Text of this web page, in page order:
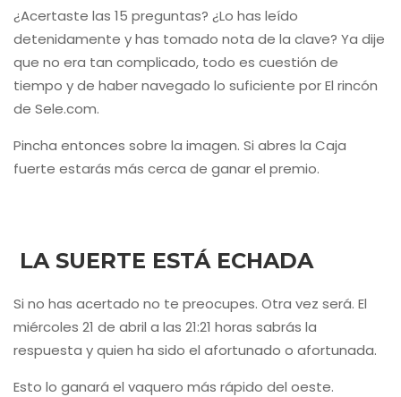
¿Acertaste las 15 preguntas? ¿Lo has leído
detenidamente y has tomado nota de la clave? Ya dije
que no era tan complicado, todo es cuestión de
tiempo y de haber navegado lo suficiente por El rincón
de Sele.com.
Pincha entonces sobre la imagen. Si abres la Caja
fuerte estarás más cerca de ganar el premio.
LA SUERTE ESTÁ ECHADA
Si no has acertado no te preocupes. Otra vez será. El
miércoles 21 de abril a las 21:21 horas sabrás la
respuesta y quien ha sido el afortunado o afortunada.
Esto lo ganará el vaquero más rápido del oeste.